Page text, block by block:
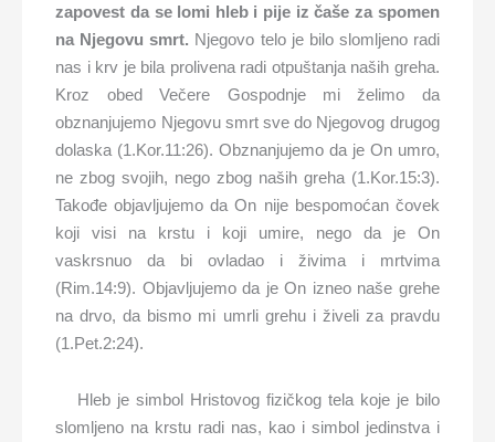
zapovest da se lomi hleb i pije iz čaše za spomen
na Njegovu smrt. Njegovo telo je bilo slomljeno radi
nas i krv je bila prolivena radi otpuštanja naših greha.
Kroz obed Večere Gospodnje mi želimo da
obznanjujemo Njegovu smrt sve do Njegovog drugog
dolaska (1.Kor.11:26). Obznanjujemo da je On umro,
ne zbog svojih, nego zbog naših greha (1.Kor.15:3).
Takođe objavljujemo da On nije bespomoćan čovek
koji visi na krstu i koji umire, nego da je On
vaskrsnuo da bi ovladao i živima i mrtvima
(Rim.14:9). Objavljujemo da je On izneo naše grehe
na drvo, da bismo mi umrli grehu i živeli za pravdu
(1.Pet.2:24).
Hleb je simbol Hristovog fizičkog tela koje je bilo
slomljeno na krstu radi nas, kao i simbol jedinstva i